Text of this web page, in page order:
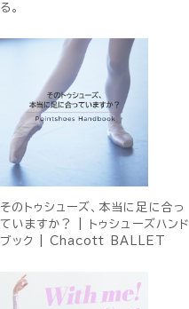
る。
そのトゥシューズ、本当に足に合っ
ていますか？ | トゥシューズハンド
ブック | Chacott BALLET